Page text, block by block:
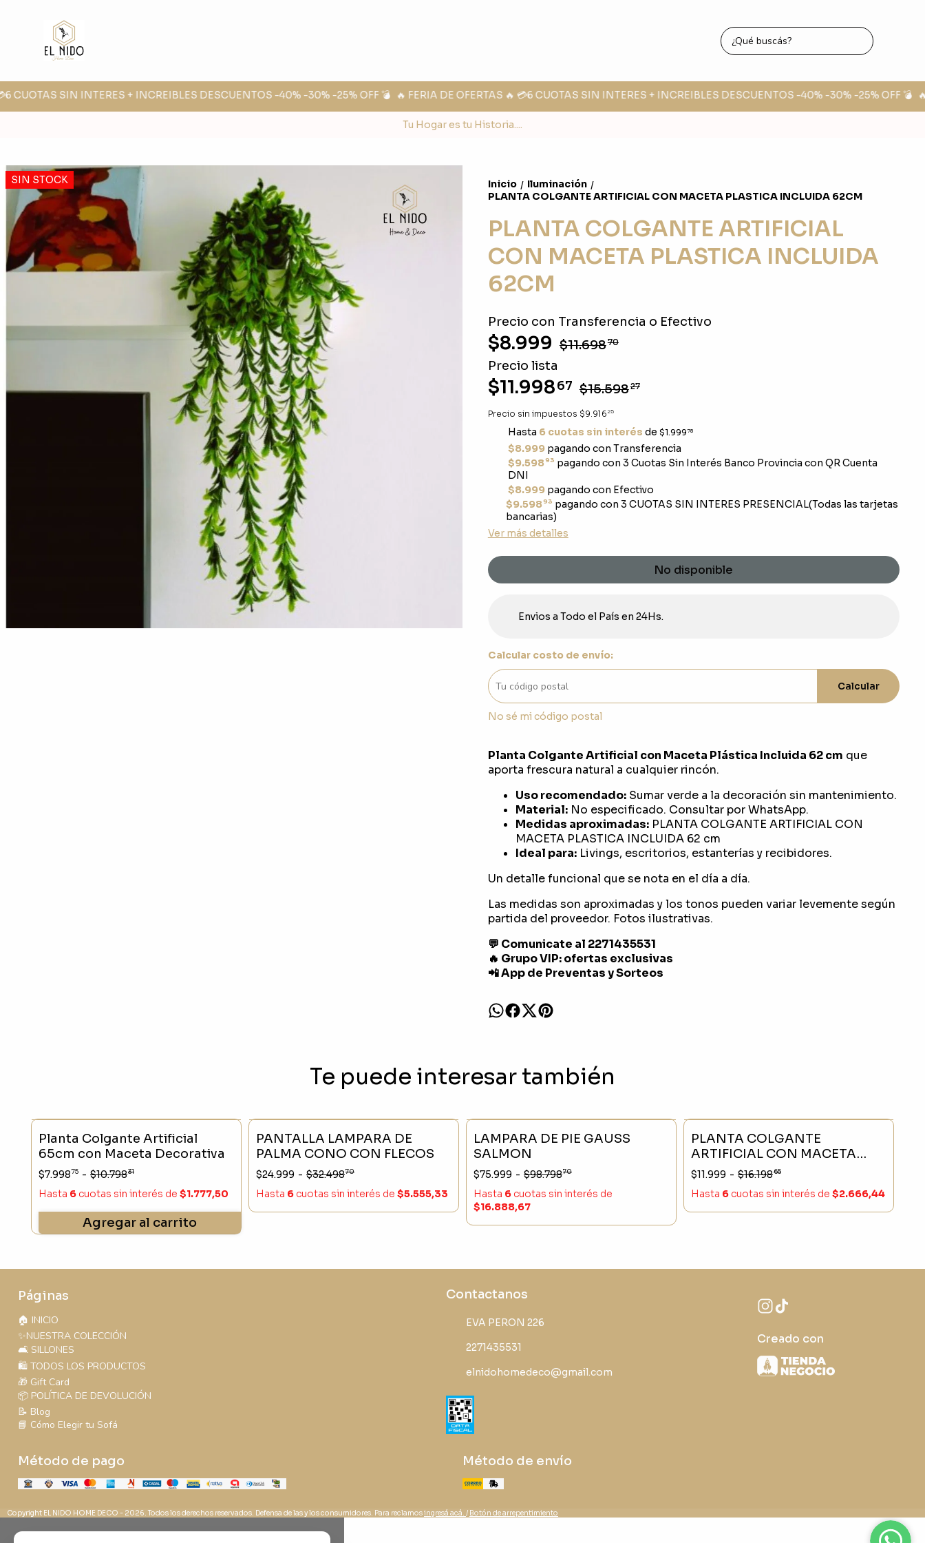
CUOTAS SIN INTERES + INCREIBLES DESCUENTOS -40% -30% -25% OFF 💣 🔥 FERIA DE OFERTAS 🔥 💳6 CUOTAS SIN INTERES + INCREIBLES DESCUENTOS -40% -30% -25% OFF 💣 🔥
Tu Hogar es tu Historia....
SIN STOCK Inicio / Iluminación /
PLANTA COLGANTE ARTIFICIAL CON MACETA PLASTICA INCLUIDA 62CM
PLANTA COLGANTE ARTIFICIAL
CON MACETA PLASTICA INCLUIDA
62CM
Precio con Transferencia o Efectivo
$8.999 $11.69870
Precio lista
$11.99867 $15.59827
Precio sin impuestos $9.916 25
Hasta 6 cuotas sin interés de $1.999 78
$8.999pagando con Transferencia
$9.59893 pagando con 3 Cuotas Sin Interés Banco Provincia con QR Cuenta
DNI
$8.999pagando con Efectivo
$9.59893 pagando con 3 CUOTAS SIN INTERES PRESENCIAL(Todas las tarjetas
bancarias)
Ver más detalles
No disponible
Envios a Todo el País en 24Hs.
Calcular costo de envío:
Calcular
No sé mi código postal
Planta Colgante Artificial con Maceta Plástica Incluida 62 cm que
aporta frescura natural a cualquier rincón.
Uso recomendado:Sumar verde a la decoración sin mantenimiento.
Material:No especificado. Consultar por WhatsApp.
Medidas aproximadas:PLANTA COLGANTE ARTIFICIAL CON
MACETA PLASTICA INCLUIDA 62 cm
Ideal para:Livings, escritorios, estanterías y recibidores.
Un detalle funcional que se nota en el día a día.
Las medidas son aproximadas y los tonos pueden variar levemente según
partida del proveedor. Fotos ilustrativas.
💬 Comunicate al 2271435531
🔥 Grupo VIP: ofertas exclusivas
📲 App de Preventas y Sorteos
Te puede interesar también
Planta Colgante Artificial
65cm con Maceta Decorativa
$7.99875 - $10.79831
Hasta 6 cuotas sin interés de $1.777,50
Agregar al carrito
SIN STOCK
PANTALLA LAMPARA DE
PALMA CONO CON FLECOS
$24.999 - $32.49870
Hasta 6 cuotas sin interés de $5.555,33
SIN STOCK
LAMPARA DE PIE GAUSS
SALMON
$75.999 - $98.79870
Hasta 6 cuotas sin interés de
$16.888,67
SIN STOCK
PLANTA COLGANTE
ARTIFICIAL CON MACETA
PLASTICA INCLUIDA 75CM
$11.999 - $16.19865
Hasta 6 cuotas sin interés de $2.666,44
Páginas
🏠 INICIO
✨NUESTRA COLECCIÓN
🛋️ SILLONES
🛍️ TODOS LOS PRODUCTOS
🎁 Gift Card
📦 POLÍTICA DE DEVOLUCIÓN
📝 Blog
📘 Cómo Elegir tu Sofá
Contactanos
EVA PERON 226
2271435531
elnidohomedeco@gmail.com
Creado con
Método de pago Método de envío
Copyright EL NIDO HOME DECO - 2026. Todos los derechos reservados. Defensa de las y los consumidores. Para reclamosingresá acá. / Botón de arrepentimiento